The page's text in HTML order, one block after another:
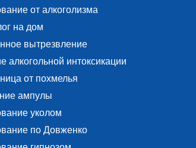
от алкоголизма
на дом
вытрезвление
алкогольной интоксикации
от похмелья
ампулы
уколом
по Довженко